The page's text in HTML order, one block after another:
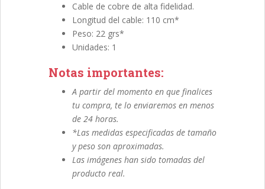
Cable de cobre de alta fidelidad.
Longitud del cable: 110 cm*
Peso: 22 grs*
Unidades: 1
Notas importantes:
A partir del momento en que finalices
tu compra, te lo enviaremos en menos
de 24 horas.
*Las medidas especificadas de tamaño
y peso son aproximadas.
Las imágenes han sido tomadas del
producto real.